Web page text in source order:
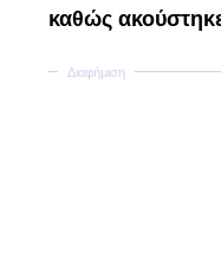
καθώς